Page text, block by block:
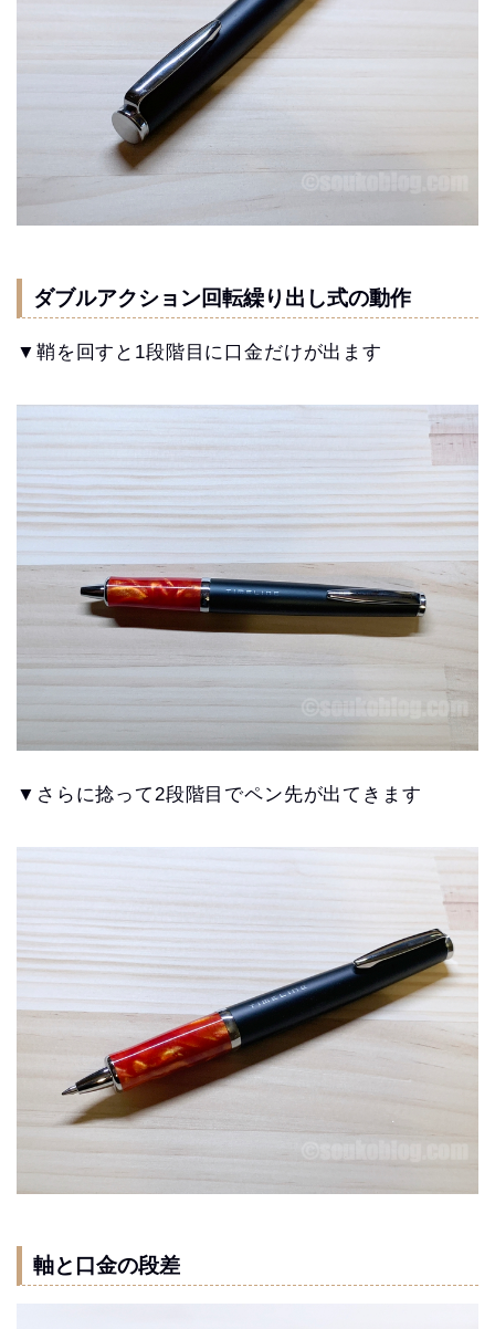
ダブルアクション回転繰り出し式の動作
▼鞘を回すと1段階目に口金だけが出ます
▼さらに捻って2段階目でペン先が出てきます
軸と口金の段差